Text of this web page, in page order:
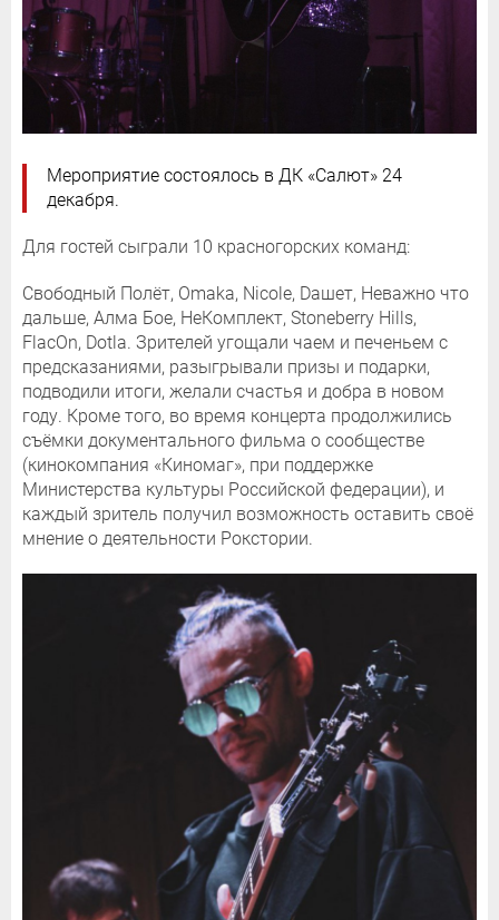
Мероприятие состоялось в ДК «Салют» 24
декабря.
Для гостей сыграли 10 красногорских команд:
Свободный Полёт, Omaka, Nicole, Dашет, Неважно что
дальше, Алма Бое, НеКомплект, Stoneberry Hills,
FlacOn, Dotla. Зрителей угощали чаем и печеньем с
предсказаниями, разыгрывали призы и подарки,
подводили итоги, желали счастья и добра в новом
году. Кроме того, во время концерта продолжились
съёмки документального фильма о сообществе
(кинокомпания «Киномаг», при поддержке
Министерства культуры Российской федерации), и
каждый зритель получил возможность оставить своё
мнение о деятельности Рокстории.